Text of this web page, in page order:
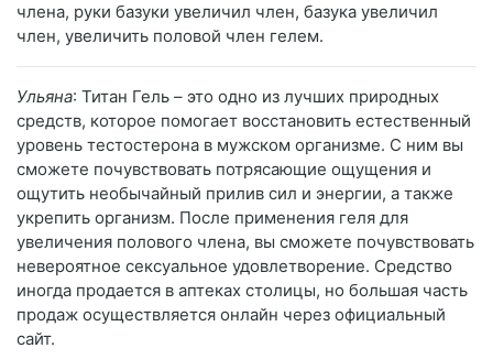
члена, руки базуки увеличил член, базука увеличил
член, увеличить половой член гелем.
Ульяна: Титан Гель – это одно из лучших природных
средств, которое помогает восстановить естественный
уровень тестостерона в мужском организме. С ним вы
сможете почувствовать потрясающие ощущения и
ощутить необычайный прилив сил и энергии, а также
укрепить организм. После применения геля для
увеличения полового члена, вы сможете почувствовать
невероятное сексуальное удовлетворение. Средство
иногда продается в аптеках столицы, но большая часть
продаж осуществляется онлайн через официальный
сайт.